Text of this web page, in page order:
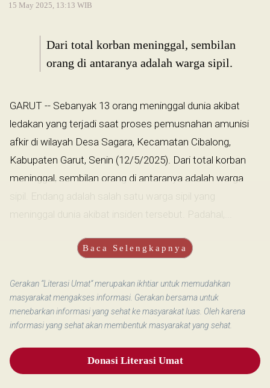
15 May 2025, 13:13 WIB
Dari total korban meninggal, sembilan
orang di antaranya adalah warga sipil.
GARUT -- Sebanyak 13 orang meninggal dunia akibat
ledakan yang terjadi saat proses pemusnahan amunisi
afkir di wilayah Desa Sagara, Kecamatan Cibalong,
Kabupaten Garut, Senin (12/5/2025). Dari total korban
meninggal, sembilan orang di antaranya adalah warga
sipil. Endang adalah salah satu warga sipil yang
meninggal dunia akibat insiden tersebut. Padahal,...
Baca Selengkapnya
Gerakan “Literasi Umat” merupakan ikhtiar untuk memudahkan
masyarakat mengakses informasi. Gerakan bersama untuk
menebarkan informasi yang sehat ke masyarakat luas. Oleh karena
informasi yang sehat akan membentuk masyarakat yang sehat.
Donasi Literasi Umat